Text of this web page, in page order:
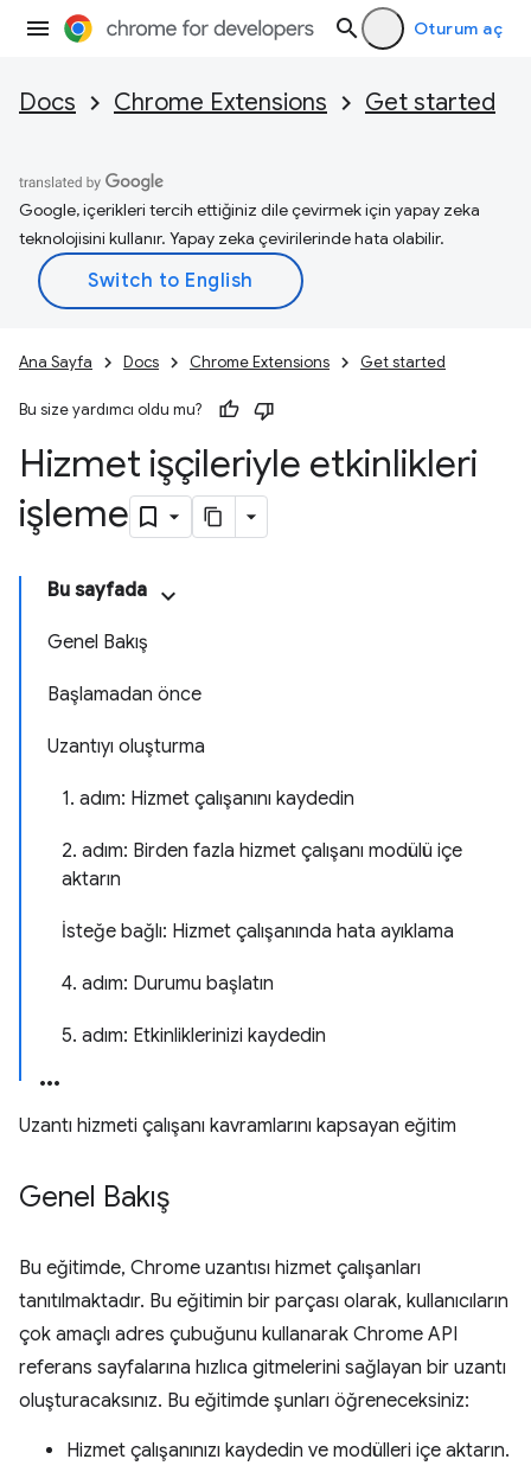
Oturum aç
Docs Chrome Extensions Get started
Google, içerikleri tercih ettiğiniz dile çevirmek için yapay zeka
teknolojisini kullanır. Yapay zeka çevirilerinde hata olabilir.
Ana Sayfa Docs Chrome Extensions Get started
Bu size yardımcı oldu mu?
Hizmet işçileriyle etkinlikleri
işleme
Bu sayfada
Genel Bakış
Başlamadan önce
Uzantıyı oluşturma
1. adım: Hizmet çalışanını kaydedin
2. adım: Birden fazla hizmet çalışanı modülü içe
aktarın
İsteğe bağlı: Hizmet çalışanında hata ayıklama
4. adım: Durumu başlatın
5. adım: Etkinliklerinizi kaydedin
Uzantı hizmeti çalışanı kavramlarını kapsayan eğitim
Genel Bakış
Bu eğitimde, Chrome uzantısı hizmet çalışanları
tanıtılmaktadır. Bu eğitimin bir parçası olarak, kullanıcıların
çok amaçlı adres çubuğunu kullanarak Chrome API
referans sayfalarına hızlıca gitmelerini sağlayan bir uzantı
oluşturacaksınız. Bu eğitimde şunları öğreneceksiniz:
Hizmet çalışanınızı kaydedin ve modülleri içe aktarın.